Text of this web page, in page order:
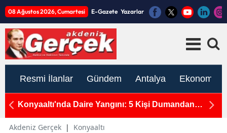
08 Ağustos 2026, Cumartesi E-Gazete Yazarlar
Resmi İlanlar Gündem Antalya Ekonomi
Konyaaltı'nda Daire Yangını: 5 Kişi Dumandan
Akdeniz Gerçek | Konyaaltı